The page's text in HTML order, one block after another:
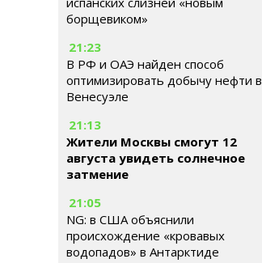
борщевиком»
21:23
В РФ и ОАЭ найден способ
оптимизировать добычу нефти в
Венесуэле
21:13
Жители Москвы смогут 12
августа увидеть солнечное
затмение
21:05
NG: в США объяснили
происхождение «кровавых
водопадов» в Антарктиде